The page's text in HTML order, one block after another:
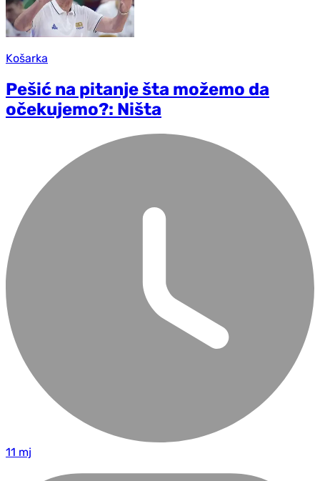
Košarka
Pešić na pitanje šta možemo da
očekujemo?: Ništa
11 mj